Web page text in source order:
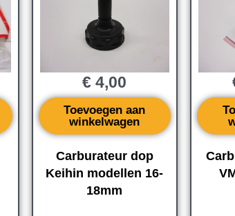
Carburateur dop
Keihin modellen 16-
18mm
€ 4,00
Toevoegen aan
winkelwagen